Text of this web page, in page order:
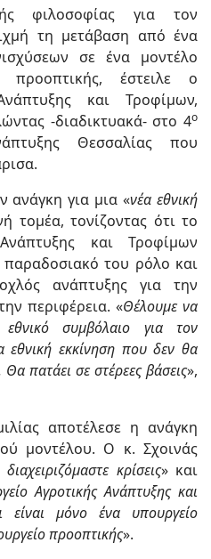
φιλοσοφίας για τον
τη μετάβαση από ένα
σε ένα μοντέλο
έστειλε ο
και Τροφίμων,
-διαδικτυακά- στο 4ο
Θεσσαλίας που
ανάγκη για μια «νέα εθνική
τομέα, τονίζοντας ότι το
και Τροφίμων
παραδοσιακό του ρόλο και
ανάπτυξης για την
περιφέρεια. «Θέλουμενα
συμβόλαιο για τον
εκκίνηση που δεν θα
πατάει σε στέρεες βάσεις»,
αποτέλεσε η ανάγκη
μοντέλου. Ο κ. Σχοινάς
κρίσεις» και
Αγροτικής Ανάπτυξης και
μόνο ένα υπουργείο
προοπτικής».